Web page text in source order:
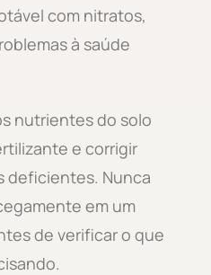
com nitratos,
à saúde
nutrientes do solo
e corrigir
deficientes. Nunca
em um
de verificar o que